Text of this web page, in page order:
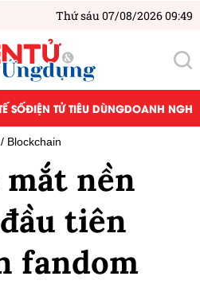
Thứ sáu 07/08/2026 09:49
SỐĐIỆN TỬ TIÊU DÙNGDOANH
Blockchain
mắt nền
tiên
fandom